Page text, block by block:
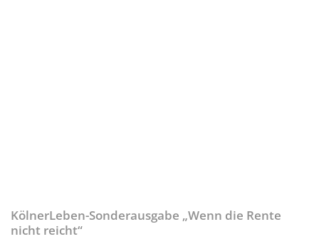
KölnerLeben-Sonderausgabe „Wenn die Rente
nicht reicht“